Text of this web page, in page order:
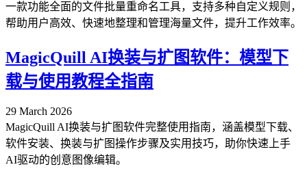
一款功能全面的文件批量重命名工具，支持多种自定义规则，
帮助用户高效、快速地整理和管理海量文件，提升工作效率。
MagicQuill AI换装与扩图软件：模型下
载与使用教程全指南
29 March 2026
MagicQuill AI换装与扩图软件完整使用指南，涵盖模型下载、
软件安装、换装与扩图操作步骤及实用技巧，助你快速上手
AI驱动的创意图像编辑。